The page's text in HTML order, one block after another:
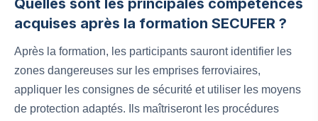
Quelles sont les principales compétences
acquises après la formation SECUFER ?
Après la formation, les participants sauront identifier les
zones dangereuses sur les emprises ferroviaires,
appliquer les consignes de sécurité et utiliser les moyens
de protection adaptés. Ils maîtriseront les procédures